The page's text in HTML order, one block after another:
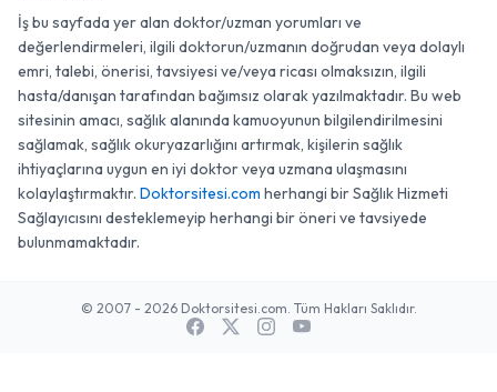
İş bu sayfada yer alan doktor/uzman yorumları ve
değerlendirmeleri, ilgili doktorun/uzmanın doğrudan veya dolaylı
emri, talebi, önerisi, tavsiyesi ve/veya ricası olmaksızın, ilgili
hasta/danışan tarafından bağımsız olarak yazılmaktadır. Bu web
sitesinin amacı, sağlık alanında kamuoyunun bilgilendirilmesini
sağlamak, sağlık okuryazarlığını artırmak, kişilerin sağlık
ihtiyaçlarına uygun en iyi doktor veya uzmana ulaşmasını
kolaylaştırmaktır. Doktorsitesi.com herhangi bir Sağlık Hizmeti
Sağlayıcısını desteklemeyip herhangi bir öneri ve tavsiyede
bulunmamaktadır.
© 2007 - 2026 Doktorsitesi.com. Tüm Hakları Saklıdır.